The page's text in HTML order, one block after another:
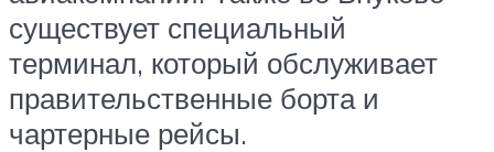
существует специальный
терминал, который обслуживает
правительственные борта и
чартерные рейсы.